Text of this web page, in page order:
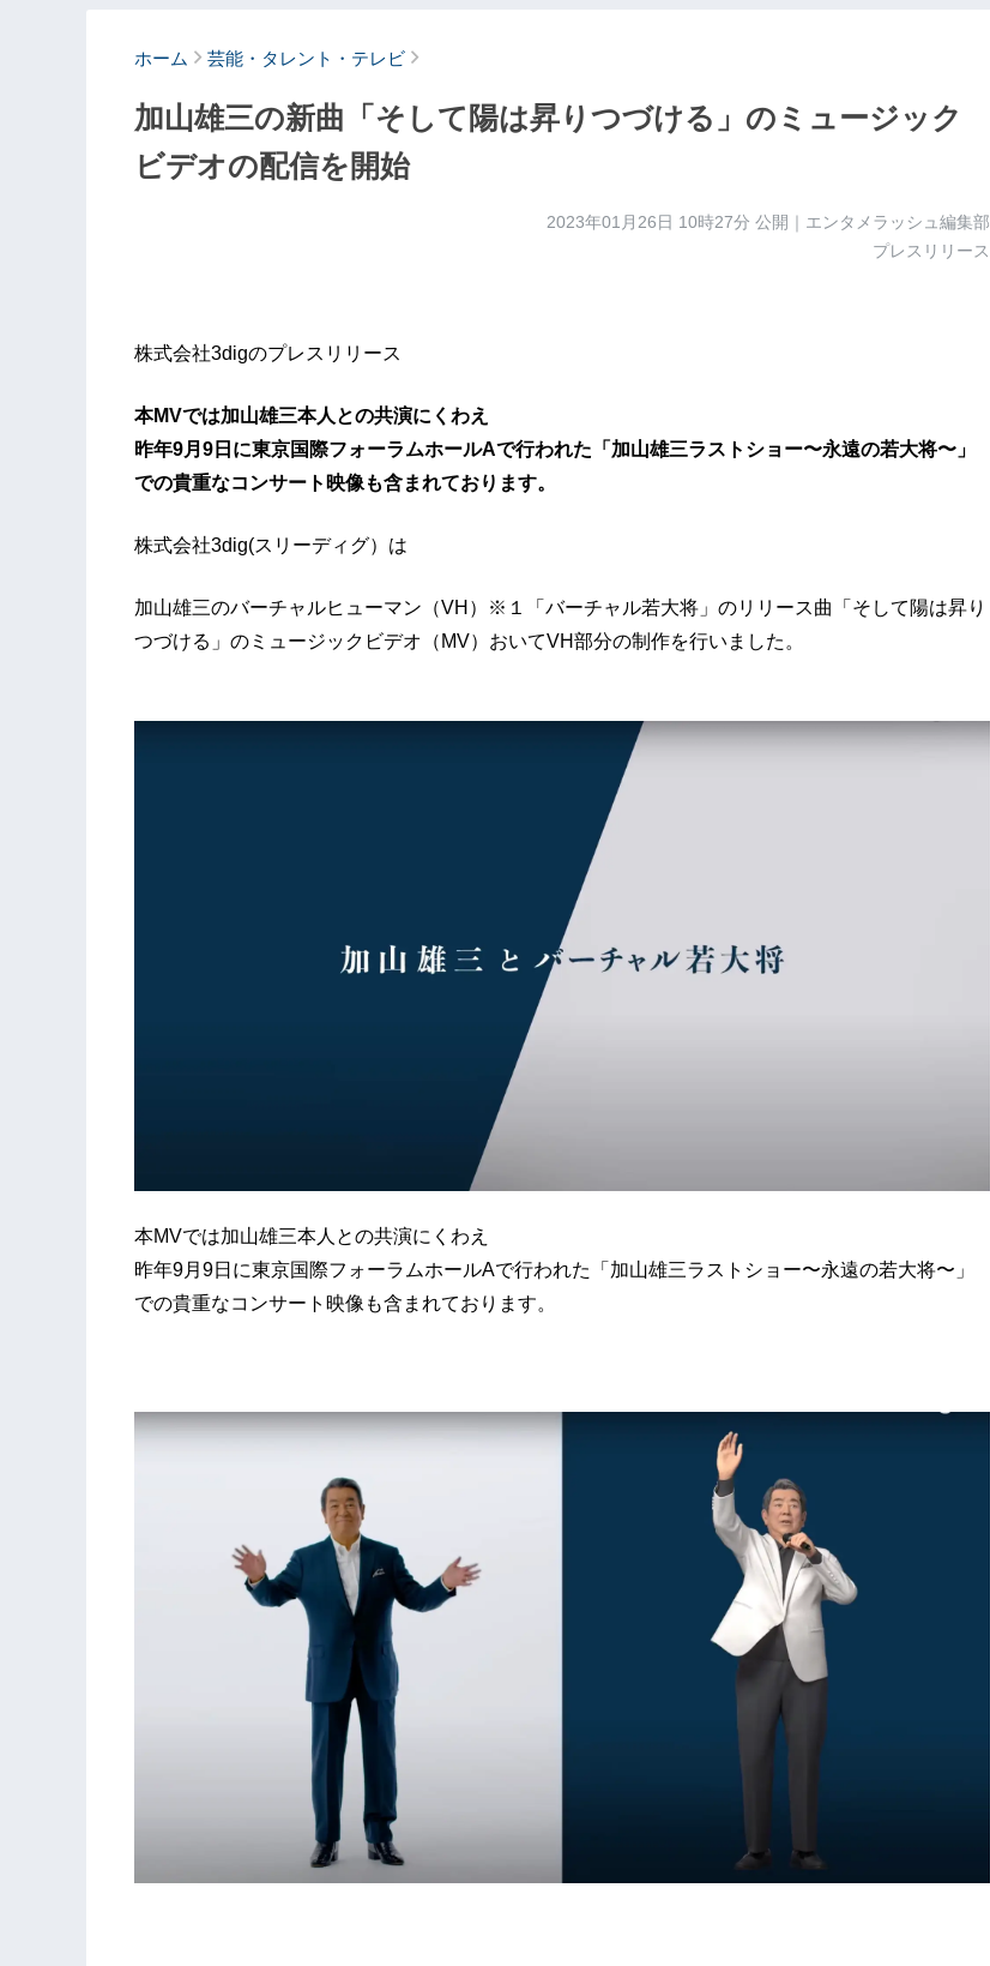
ホーム 芸能・タレント・テレビ
加山雄三の新曲「そして陽は昇りつづける」のミュージック
ビデオの配信を開始
2023年01月26日 10時27分 公開｜エンタメラッシュ編集部
プレスリリース
株式会社3digのプレスリリース
本MVでは加山雄三本人との共演にくわえ
昨年9月9日に東京国際フォーラムホールAで行われた「加山雄三ラストショー〜永遠の若大将〜」
での貴重なコンサート映像も含まれております。
株式会社3dig(スリーディグ）は​
加山雄三のバーチャルヒューマン（VH）※１「バーチャル若大将」のリリース曲「そして陽は昇り
つづける」のミュージックビデオ（MV）おいてVH部分の制作を行いました。
本MVでは加山雄三本人との共演にくわえ
昨年9月9日に東京国際フォーラムホールAで行われた「加山雄三ラストショー〜永遠の若大将〜」
での貴重なコンサート映像も含まれております。